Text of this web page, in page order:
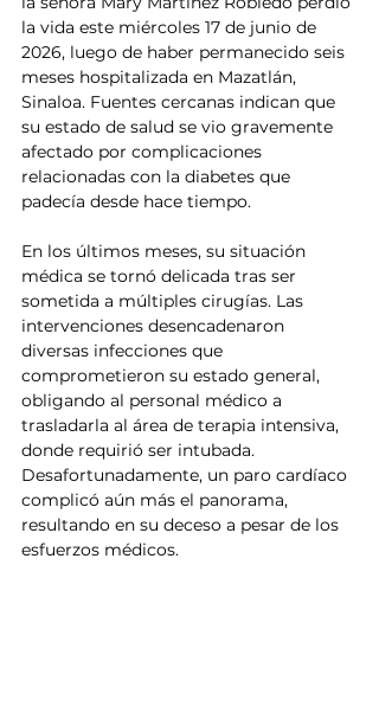
la vida este miércoles 17 de junio de
2026, luego de haber permanecido seis
meses hospitalizada en Mazatlán,
Sinaloa. Fuentes cercanas indican que
su estado de salud se vio gravemente
afectado por complicaciones
relacionadas con la diabetes que
padecía desde hace tiempo.
En los últimos meses, su situación
médica se tornó delicada tras ser
sometida a múltiples cirugías. Las
intervenciones desencadenaron
diversas infecciones que
comprometieron su estado general,
obligando al personal médico a
trasladarla al área de terapia intensiva,
donde requirió ser intubada.
Desafortunadamente, un paro cardíaco
complicó aún más el panorama,
resultando en su deceso a pesar de los
esfuerzos médicos.